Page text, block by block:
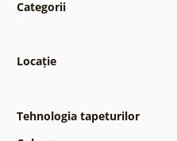
Categorii
Locație
Tehnologia tapeturilor